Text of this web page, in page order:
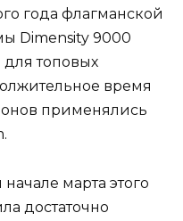
года флагманской
Dimensity 9000
топовых
время
применялись
марта этого
достаточно